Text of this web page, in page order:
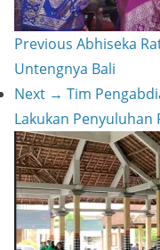
Previous Abhiseka
Untengnya Bali
Next → Tim
Lakukan Penyuluhan